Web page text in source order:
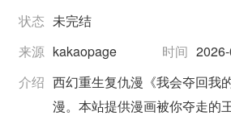
状态 未完结
来源 kakaopage 时间
介绍 西幻重生复仇漫《我会夺回我
漫。本站提供漫画被你夺走的